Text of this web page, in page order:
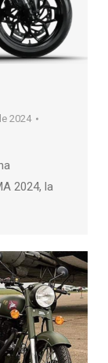
2024
2024, la